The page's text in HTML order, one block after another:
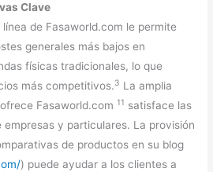
Clave
de Fasaworld.com le permite
generales más bajos en
físicas tradicionales, lo que
más competitivos.3 La amplia
Fasaworld.com11 satisface las
empresas y particulares. La provisión
de productos en su blog
) puede ayudar a los clientes a